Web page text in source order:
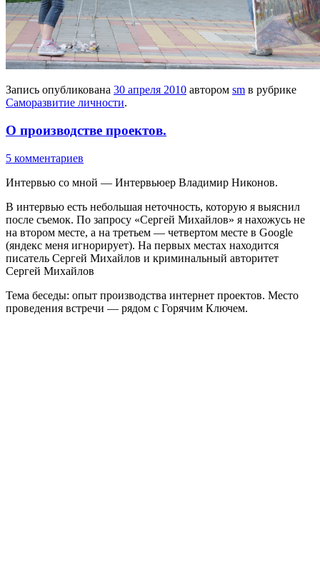
Запись опубликована 30 апреля 2010 автором sm в рубрике
Саморазвитие личности.
О производстве проектов.
5 комментариев
Интервью со мной — Интервьюер Владимир Никонов.
В интервью есть небольшая неточность, которую я выяснил
после съемок. По запросу «Сергей Михайлов» я нахожусь не
на втором месте, а на третьем — четвертом месте в Google
(яндекс меня игнорирует). На первых местах находится
писатель Сергей Михайлов и криминальный авторитет
Сергей Михайлов
Тема беседы: опыт производства интернет проектов. Место
проведения встречи — рядом с Горячим Ключем.